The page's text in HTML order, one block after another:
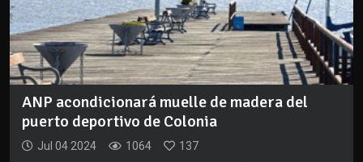
ANP acondicionará muelle de madera del
puerto deportivo de Colonia
Jul 04 2024 1064
137